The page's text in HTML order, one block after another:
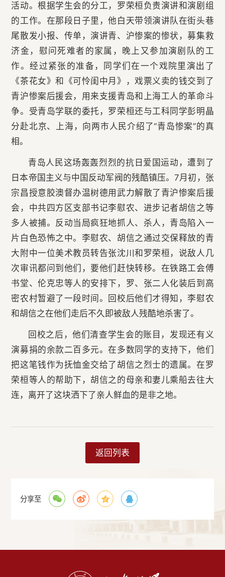
活动。根据学生会的分工，罗荣桓负责演讲和演剧组
的工作。在那段日子里，他白天带领演讲队在街头巷
尾散发小报、传单，演讲青、沪惨案的惨状，募集救
济金，慰问死难者的家属，晚上又参加演剧队的工
作。经过紧张的准备，同学们在一个戏院里演出了
《茶花女》和《可怜闺中月》，戏票义卖的钱交到了
青沪惨案后援会，用来支援青岛和上海工人的革命斗
争。受青岛学联的委托，罗荣桓还与工科同学彭明晶
分赴北京、上海，向两市人民介绍了“青岛惨案”的真
相。
青岛人民这场轰轰烈烈的抗日爱国运动，遭到了
日本帝国主义与中国反动军阀的残酷镇压。7月初，张
宗昌授意胶澳督办温树德用武力解散了青沪惨案后援
会，中共四方区支部书记李慰农、进步记者胡信之等
多人被捕。反动当局疯狂地抓人、杀人，青岛陷入一
片白色恐怖之中。李慰农、胡信之通过交保释放的青
大附中一位美术教员转告张沈川和罗荣桓，说敌人几
次审讯都问到他们，要他们赶快转移。在铁路工会傅
书堂、伦克忠等人的安排下，罗、张二人化装后到高
密农村暂避了一段时间。回校后他们才得知，李慰农
和胡信之在他们走后不久即被敌人残酷地杀害了。
回校之后，他们清查学生会的账目，发现还有义
演募捐的余款二百多元。在多数同学的支持下，他们
把这笔钱作为抚恤金交给了胡信之烈士的遗属。在罗
荣桓等人的帮助下，胡信之的母亲和妻儿乘船去往大
连，离开了这块洒下了亲人鲜血的是非之地。
返回列表
分享至